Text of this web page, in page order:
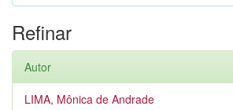
Refinar
Autor
LIMA, Mônica de Andrade